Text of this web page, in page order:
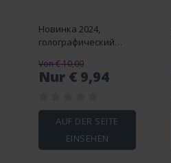
Новинка 2024,
голографический
с дисплеем на
лобовое стекло,
аксессуары,
спидометр G U4A3
Von € 10,00
Nur € 9,94
AUF DER SEITE
EINSEHEN